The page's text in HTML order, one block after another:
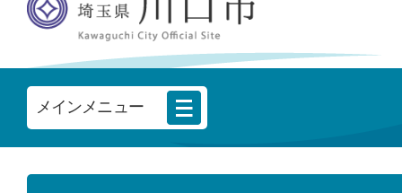
メインメニュー